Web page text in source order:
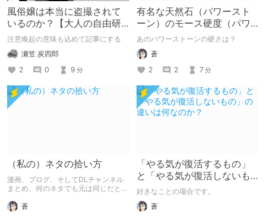
風俗嬢は本当に盗撮されて
いるのか？【大人の自由研
究】
注意喚起の意味も込めて記事にする
瀬笠 炭四郎
2
0 9 分
有名な天然石（パワースト
ーン）のモース硬度（パワ
ーストーン雑記・外伝）
あのパワーストーンの硬さは？
蒼
2
2 7分
（私の）ネタの拾い方
漫画、ブログ、そしてDLチャンネル
まとめ、何のネタでも元は同じだと私
蒼
「やる気が復活するもの」
と「やる気が復活しないも
の」の違いは何なのか？
好きなことの場合です。
蒼